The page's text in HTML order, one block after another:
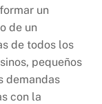
un
de un
de todos los
pequeños
demandas
con la